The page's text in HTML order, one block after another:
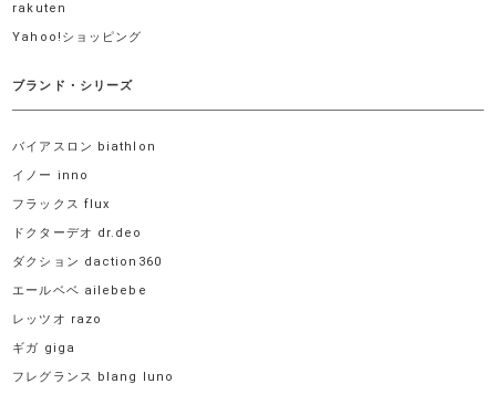
rakuten
Yahoo!ショッピング
ブランド・シリーズ
バイアスロン biathlon
イノー inno
フラックス flux
ドクターデオ dr.deo
ダクション daction360
エールベベ ailebebe
レッツオ razo
ギガ giga
フレグランス blang luno